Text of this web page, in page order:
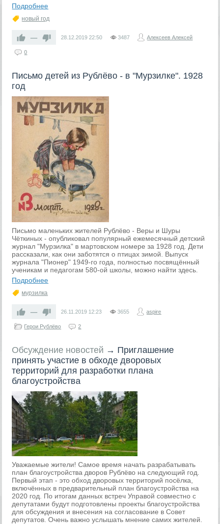
Подробнее
новый год
— 28.12.2019 22:50 3487 Алексеев Алексей
0
Письмо детей из Рублёво - в "Мурзилке". 1928
год
Письмо маленьких жителей Рублёво - Веры и Шуры
Чёткиных - опубликовал популярный ежемесячный детский
журнал "Мурзилка" в мартовском номере за 1928 год. Дети
рассказали, как они заботятся о птицах зимой. Выпуск
журнала "Пионер" 1949-го года, полностью посвящённый
ученикам и педагогам 580-ой школы, можно найти здесь.
Подробнее
мурзилка
— 26.11.2019 12:23 3655 aspire
Герои Рублёво 2
Обсуждение новостей → Приглашение
принять участие в обходе дворовых
территорий для разработки плана
благоустройства
Уважаемые жители! Самое время начать разрабатывать
план благоустройства дворов Рублёво на следующий год.
Первый этап - это обход дворовых территорий посёлка,
включённых в предварительный план благоустройства на
2020 год. По итогам данных встреч Управой совместно с
депутатами будут подготовлены проекты благоустройства
для обсуждения и внесения на согласование в Совет
депутатов. Очень важно услышать мнение самих жителей.